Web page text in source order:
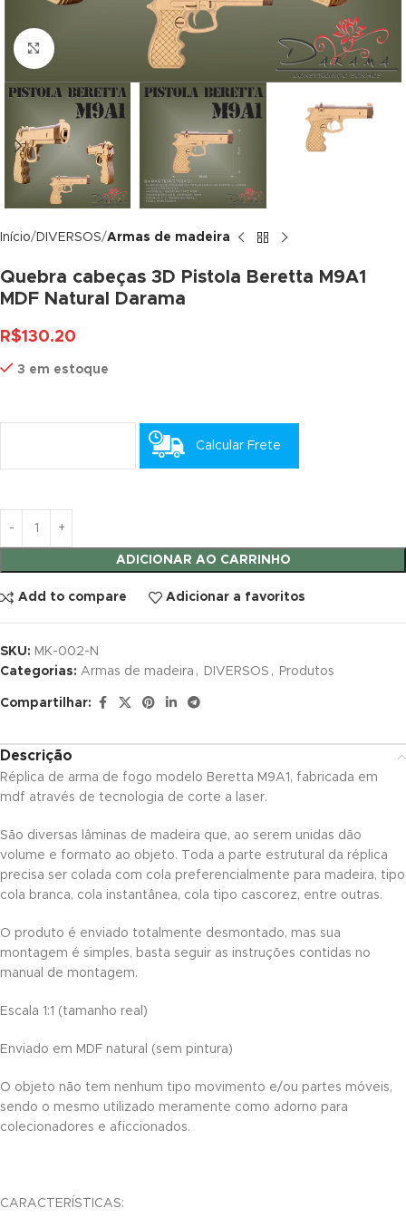
Click to enlarge
Início DIVERSOS Armas de madeira
Quebra cabeças 3D Pistola Beretta M9A1
MDF Natural Darama
R$130.20
3 em estoque
Calcular Frete
ADICIONAR AO CARRINHO
Add to compare Adicionar a favoritos
SKU: MK-002-N
Categorias: Armas de madeira , DIVERSOS , Produtos
Compartilhar:
Descrição
Réplica de arma de fogo modelo Beretta M9A1, fabricada em
mdf através de tecnologia de corte a laser.
São diversas lâminas de madeira que, ao serem unidas dão
volume e formato ao objeto. Toda a parte estrutural da réplica
precisa ser colada com cola preferencialmente para madeira, tipo
cola branca, cola instantânea, cola tipo cascorez, entre outras.
O produto é enviado totalmente desmontado, mas sua
montagem é simples, basta seguir as instruções contidas no
manual de montagem.
Escala 1:1 (tamanho real)
Enviado em MDF natural (sem pintura)
O objeto não tem nenhum tipo movimento e/ou partes móveis,
sendo o mesmo utilizado meramente como adorno para
colecionadores e aficcionados.
CARACTERÍSTICAS: